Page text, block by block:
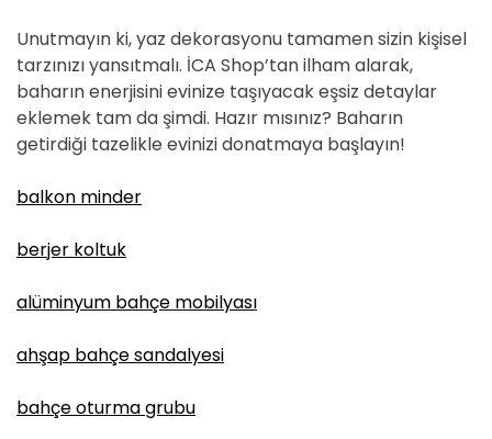
Unutmayın ki, yaz dekorasyonu tamamen sizin kişisel
tarzınızı yansıtmalı. İCA Shop’tan ilham alarak,
baharın enerjisini evinize taşıyacak eşsiz detaylar
eklemek tam da şimdi. Hazır mısınız? Baharın
getirdiği tazelikle evinizi donatmaya başlayın!
balkon minder
berjer koltuk
alüminyum bahçe mobilyası
ahşap bahçe sandalyesi
bahçe oturma grubu